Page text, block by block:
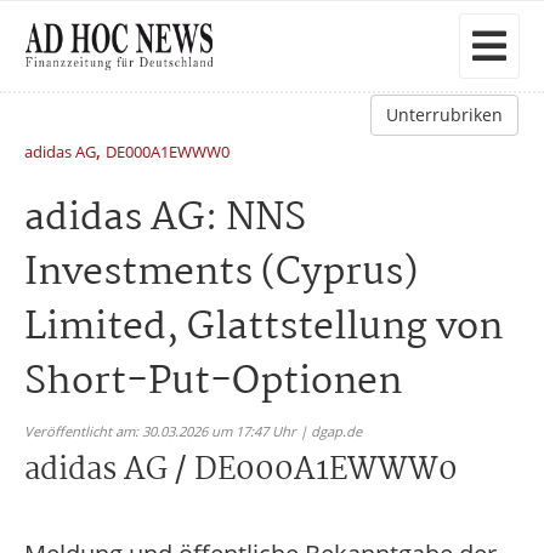
Unterrubriken
adidas AG, DE000A1EWWW0
adidas AG: NNS
Investments (Cyprus)
Limited, Glattstellung von
Short-Put-Optionen
Veröffentlicht am: 30.03.2026 um 17:47 Uhr | dgap.de
adidas AG / DE000A1EWWW0